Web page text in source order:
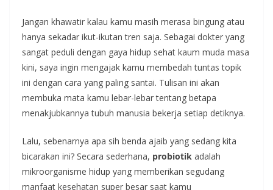
Jangan khawatir kalau kamu masih merasa bingung atau
hanya sekadar ikut-ikutan tren saja. Sebagai dokter yang
sangat peduli dengan gaya hidup sehat kaum muda masa
kini, saya ingin mengajak kamu membedah tuntas topik
ini dengan cara yang paling santai. Tulisan ini akan
membuka mata kamu lebar-lebar tentang betapa
menakjubkannya tubuh manusia bekerja setiap detiknya.
Lalu, sebenarnya apa sih benda ajaib yang sedang kita
bicarakan ini? Secara sederhana, probiotik adalah
mikroorganisme hidup yang memberikan segudang
manfaat kesehatan super besar saat kamu